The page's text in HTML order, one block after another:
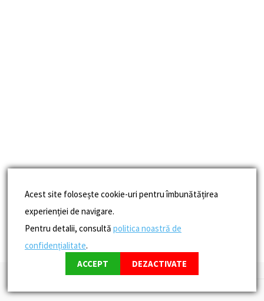
Acest site folosește cookie-uri pentru îmbunătățirea
experienției de navigare.
Pentru detalii, consultă politica noastră de
confidențialitate.
ACCEPT
DEZACTIVATE